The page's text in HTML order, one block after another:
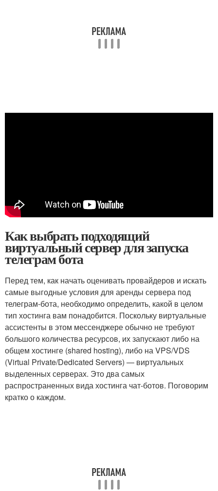
Как выбрать подходящий
виртуальный сервер для запуска
телеграм бота
Перед тем, как начать оценивать провайдеров и искать
самые выгодные условия для аренды сервера под
телеграм-бота, необходимо определить, какой в целом
тип хостинга вам понадобится. Поскольку виртуальные
ассистенты в этом мессенджере обычно не требуют
большого количества ресурсов, их запускают либо на
общем хостинге (shared hosting), либо на VPS/VDS
(Virtual Private/Dedicated Servers) — виртуальных
выделенных серверах. Это два самых
распространенных вида хостинга чат-ботов. Поговорим
кратко о каждом.